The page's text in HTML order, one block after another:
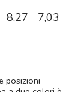
8,27 7,03
posizioni